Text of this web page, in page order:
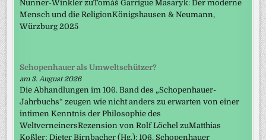
Nunner-Winkler zuTomáš Garrigue Masaryk: Der moderne
Mensch und die ReligionKönigshausen & Neumann,
Würzburg 2025
Schopenhauer als Umweltschützer?
am 3. August 2026
Die Abhandlungen im 106. Band des „Schopenhauer-
Jahrbuchs“ zeugen wie nicht anders zu erwarten von einer
intimen Kenntnis der Philosophie des
WeltverneinersRezension von Rolf Löchel zuMatthias
Koßler; Dieter Birnbacher (Hg.): 106. Schopenhauer